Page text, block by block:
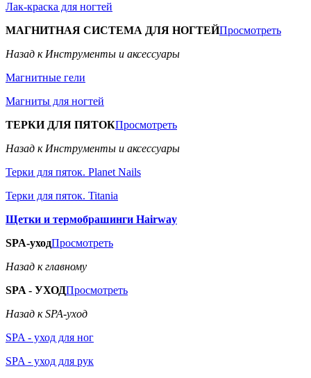
Лак-краска для ногтей
МАГНИТНАЯ СИСТЕМА ДЛЯ НОГТЕЙПросмотреть
Назад к Инструменты и аксессуары
Магнитные гели
Магниты для ногтей
ТЕРКИ ДЛЯ ПЯТОКПросмотреть
Назад к Инструменты и аксессуары
Терки для пяток. Planet Nails
Терки для пяток. Titania
Щетки и термобрашинги Hairway
SPA-уходПросмотреть
Назад к главному
SPA - УХОДПросмотреть
Назад к SPA-уход
SPA - уход для ног
SPA - уход для рук